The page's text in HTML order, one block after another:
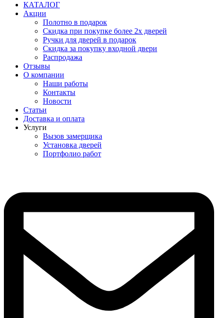
КАТАЛОГ
Акции
Полотно в подарок
Скидка при покупке более 2х дверей
Ручки для дверей в подарок
Скидка за покупку входной двери
Распродажа
Отзывы
О компании
Наши работы
Контакты
Новости
Статьи
Доставка и оплата
Услуги
Вызов замерщика
Установка дверей
Портфолио работ